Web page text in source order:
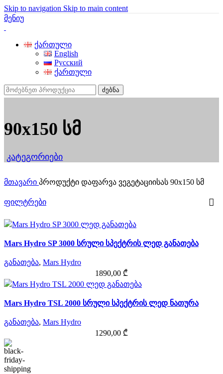
Skip to navigation Skip to main content
მენიუ
ქართული
English
Русский
ქართული
ძებნა
90x150 სმ
კატეგორიები
მთავარი პროდუქტი დაფარვა ვეგეტაციისას 90x150 სმ
ფილტრები
Mars Hydro SP 3000 სრული სპექტრის ლედ განათება
განათება, Mars Hydro
1890,00 ₾
Mars Hydro TSL 2000 სრული სპექტრის ლედ ნათურა
განათება, Mars Hydro
1290,00 ₾